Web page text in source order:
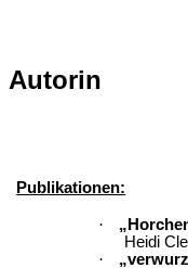
Autorin
Publikationen:
·
Heidi
·
„